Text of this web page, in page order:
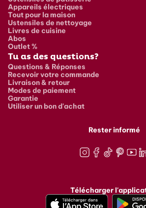
Appareils électriques
Tout pour la maison
Ustensiles de nettoyage
Livres de cuisine
Abos
Outlet %
Tu as des questions?
Questions & Réponses
Recevoir votre commande
Livraison & retour
Modes de paiement
Garantie
Utiliser un bon d'achat
Rester informé
Télécharger